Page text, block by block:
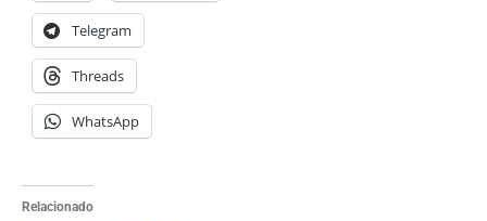
Telegram
Threads
WhatsApp
Relacionado